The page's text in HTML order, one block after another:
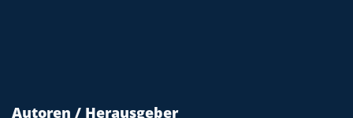
Autoren / Herausgeber